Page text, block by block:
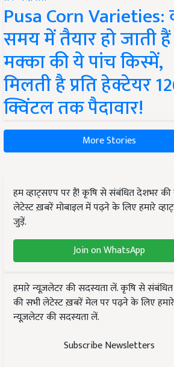
Pusa Corn
समय में तैयार हो जाती हैं
मक्का की ये पांच किस्में,
मिलती है प्रति हेक्टेयर
क्विंटल तक पैदावार!
More Stories
हम व्हाट्सएप पर हैं! कृषि से संबंधित देशभर की
लेटेस्ट ख़बरें मोबाइल में पढ़ने के लिए हमारे
जुड़ें.
Join on WhatsApp
हमारे न्यूज़लेटर की सदस्यता लें. कृषि से
की सभी लेटेस्ट ख़बरें मेल पर पढ़ने के लिए हमारे
न्यूज़लेटर की सदस्यता लें.
Subscribe Newsletters